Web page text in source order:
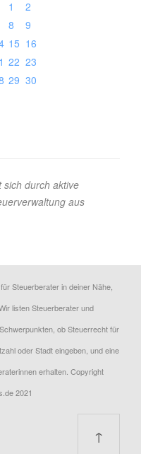
1
2
8
9
15 16
22 23
29 30
sich durch aktive
aus
Steuerberater in deiner Nähe,
listen Steuerberater und
ob Steuerrecht für
oder Stadt eingeben, und eine
erhalten. Copyright
2021
↑